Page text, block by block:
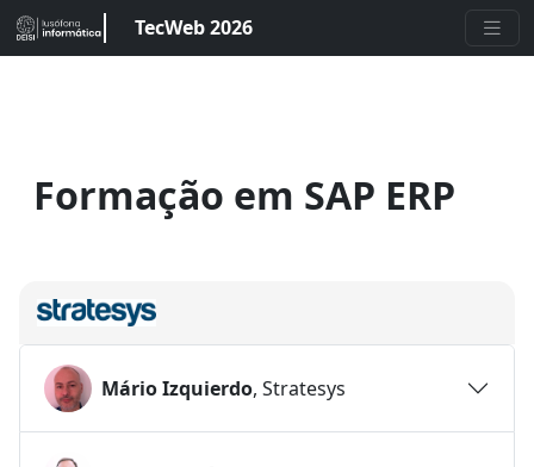
TecWeb 2026
Formação em SAP ERP
Mário Izquierdo, Stratesys